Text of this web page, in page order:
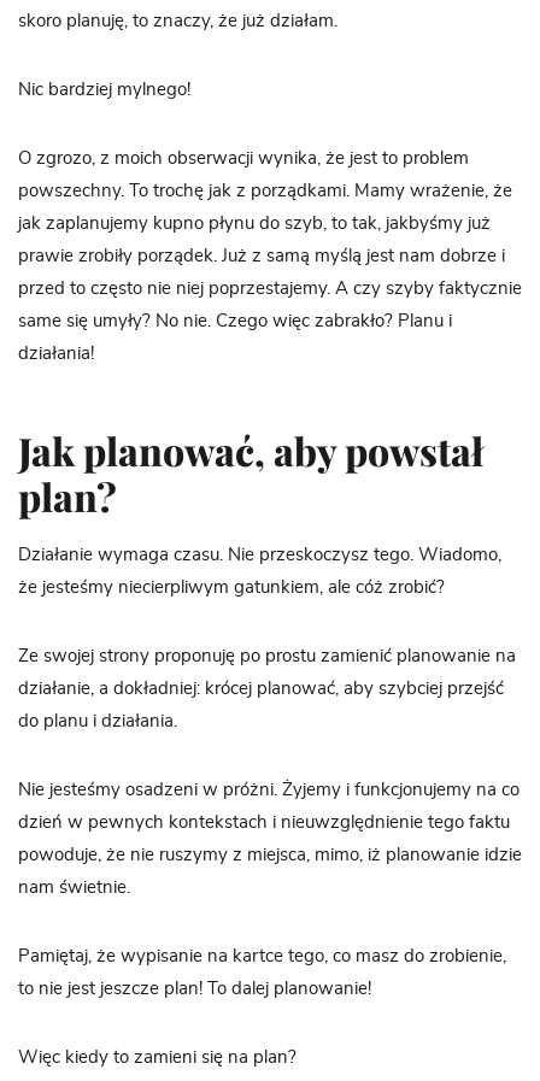
skoro planuję, to znaczy, że już działam.
Nic bardziej mylnego!
O zgrozo, z moich obserwacji wynika, że jest to problem
powszechny. To trochę jak z porządkami. Mamy wrażenie, że
jak zaplanujemy kupno płynu do szyb, to tak, jakbyśmy już
prawie zrobiły porządek. Już z samą myślą jest nam dobrze i
przed to często nie niej poprzestajemy. A czy szyby faktycznie
same się umyły? No nie. Czego więc zabrakło? Planu i
działania!
Jak planować, aby powstał
plan?
Działanie wymaga czasu. Nie przeskoczysz tego. Wiadomo,
że jesteśmy niecierpliwym gatunkiem, ale cóż zrobić?
Ze swojej strony proponuję po prostu zamienić planowanie na
działanie, a dokładniej: krócej planować, aby szybciej przejść
do planu i działania.
Nie jesteśmy osadzeni w próżni. Żyjemy i funkcjonujemy na co
dzień w pewnych kontekstach i nieuwzględnienie tego faktu
powoduje, że nie ruszymy z miejsca, mimo, iż planowanie idzie
nam świetnie.
Pamiętaj, że wypisanie na kartce tego, co masz do zrobienie,
to nie jest jeszcze plan! To dalej planowanie!
Więc kiedy to zamieni się na plan?